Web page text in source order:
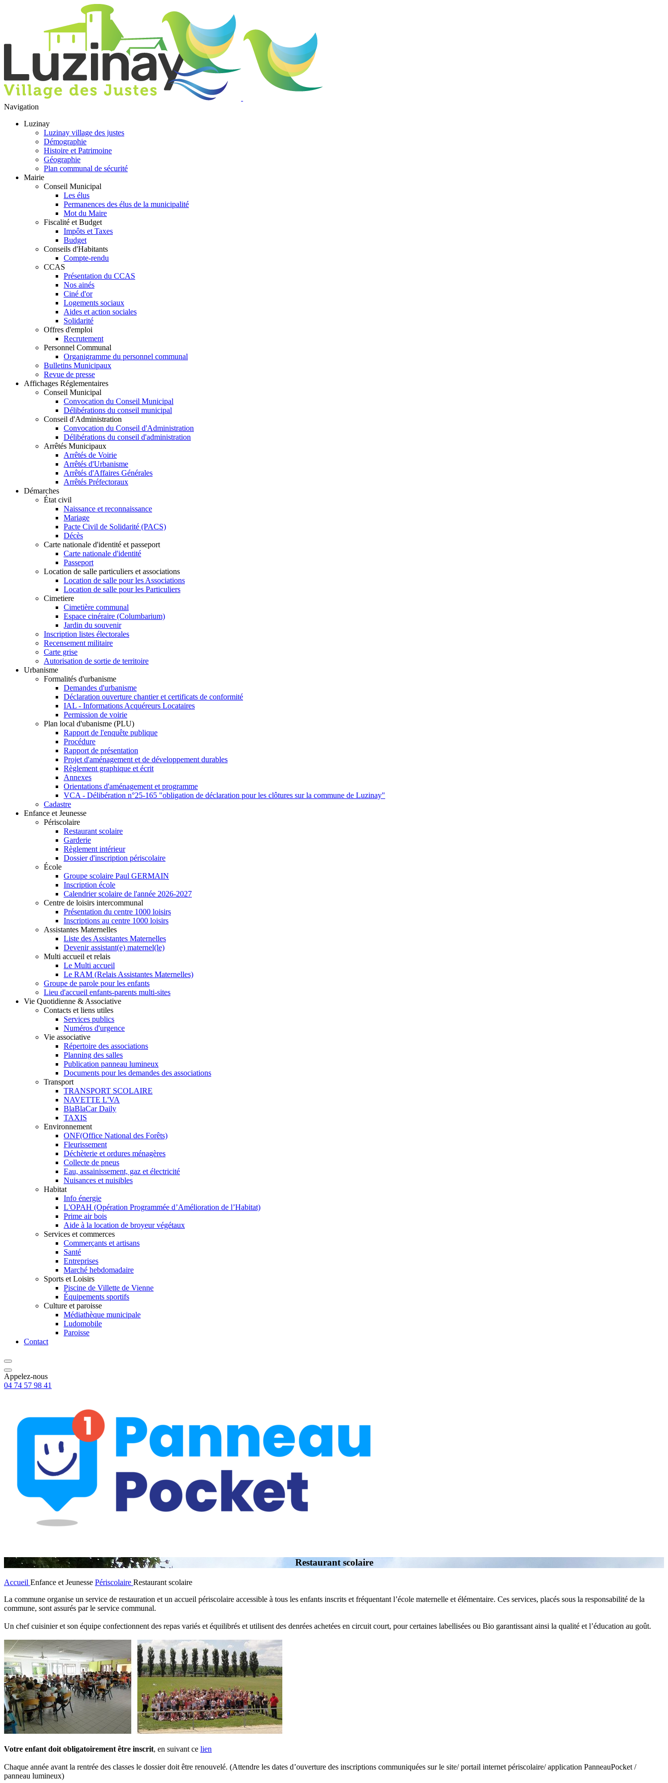
Navigation
Luzinay
Luzinay village des justes
Démographie
Histoire et Patrimoine
Géographie
Plan communal de sécurité
Mairie
Conseil Municipal
Les élus
Permanences des élus de la municipalité
Mot du Maire
Fiscalité et Budget
Impôts et Taxes
Budget
Conseils d'Habitants
Compte-rendu
CCAS
Présentation du CCAS
Nos ainés
Ciné d'or
Logements sociaux
Aides et action sociales
Solidarité
Offres d'emploi
Recrutement
Personnel Communal
Organigramme du personnel communal
Bulletins Municipaux
Revue de presse
Affichages Réglementaires
Conseil Municipal
Convocation du Conseil Municipal
Délibérations du conseil municipal
Conseil d'Administration
Convocation du Conseil d'Administration
Délibérations du conseil d'administration
Arrêtés Municipaux
Arrêtés de Voirie
Arrêtés d'Urbanisme
Arrêtés d'Affaires Générales
Arrêtés Préfectoraux
Démarches
État civil
Naissance et reconnaissance
Mariage
Pacte Civil de Solidarité (PACS)
Décès
Carte nationale d'identité et passeport
Carte nationale d'identité
Passeport
Location de salle particuliers et associations
Location de salle pour les Associations
Location de salle pour les Particuliers
Cimetiere
Cimetière communal
Espace cinéraire (Columbarium)
Jardin du souvenir
Inscription listes électorales
Recensement militaire
Carte grise
Autorisation de sortie de territoire
Urbanisme
Formalités d'urbanisme
Demandes d'urbanisme
Déclaration ouverture chantier et certificats de conformité
IAL - Informations Acquéreurs Locataires
Permission de voirie
Plan local d'ubanisme (PLU)
Rapport de l'enquête publique
Procédure
Rapport de présentation
Projet d'aménagement et de développement durables
Règlement graphique et écrit
Annexes
Orientations d'aménagement et programme
VCA - Délibération n°25-165 "obligation de déclaration pour les clôtures sur la commune de Luzinay"
Cadastre
Enfance et Jeunesse
Périscolaire
Restaurant scolaire
Garderie
Règlement intérieur
Dossier d'inscription périscolaire
École
Groupe scolaire Paul GERMAIN
Inscription école
Calendrier scolaire de l'année 2026-2027
Centre de loisirs intercommunal
Présentation du centre 1000 loisirs
Inscriptions au centre 1000 loisirs
Assistantes Maternelles
Liste des Assistantes Maternelles
Devenir assistant(e) maternel(le)
Multi accueil et relais
Le Multi accueil
Le RAM (Relais Assistantes Maternelles)
Groupe de parole pour les enfants
Lieu d'accueil enfants-parents multi-sites
Vie Quotidienne & Associative
Contacts et liens utiles
Services publics
Numéros d'urgence
Vie associative
Répertoire des associations
Planning des salles
Publication panneau lumineux
Documents pour les demandes des associations
Transport
TRANSPORT SCOLAIRE
NAVETTE L'VA
BlaBlaCar Daily
TAXIS
Environnement
ONF(Office National des Forêts)
Fleurissement
Déchèterie et ordures ménagères
Collecte de pneus
Eau, assainissement, gaz et électricité
Nuisances et nuisibles
Habitat
Info énergie
L'OPAH (Opération Programmée d’Amélioration de l’Habitat)
Prime air bois
Aide à la location de broyeur végétaux
Services et commerces
Commerçants et artisans
Santé
Entreprises
Marché hebdomadaire
Sports et Loisirs
Piscine de Villette de Vienne
Équipements sportifs
Culture et paroisse
Médiathèque municipale
Ludomobile
Paroisse
Contact
Appelez-nous
04 74 57 98 41
Restaurant scolaire
Accueil Enfance et Jeunesse Périscolaire Restaurant scolaire
La commune organise un service de restauration et un accueil périscolaire accessible à tous les enfants inscrits et fréquentant l’école maternelle et élémentaire. Ces services, placés sous la responsabilité de la
commune, sont assurés par le service communal.
Un chef cuisinier et son équipe confectionnent des repas variés et équilibrés et utilisent des denrées achetées en circuit court, pour certaines labellisées ou Bio garantissant ainsi la qualité et l’éducation au goût.
Votre enfant doit obligatoirement être inscrit, en suivant ce lien
Chaque année avant la rentrée des classes le dossier doit être renouvelé. (Attendre les dates d’ouverture des inscriptions communiquées sur le site/ portail internet périscolaire/ application PanneauPocket /
panneau lumineux)